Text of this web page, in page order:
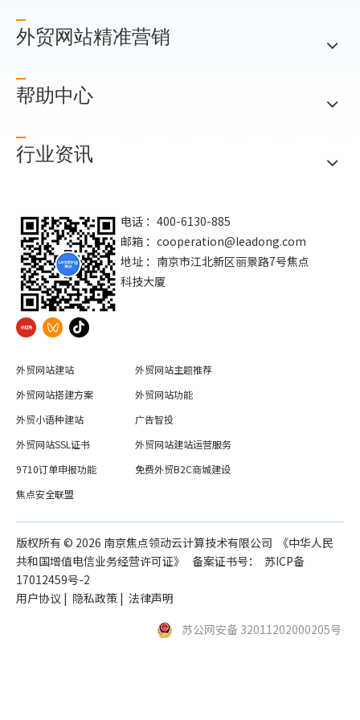
外贸网站精准营销
帮助中心
行业资讯
电话 ：400-6130-885
邮箱 ： cooperation@leadong.com
地址 ：南京市江北新区丽景路7号焦点
科技大厦
外贸网站建站
外贸网站主题推荐
外贸网站搭建方案
外贸网站功能
外贸小语种建站
广告智投
外贸网站SSL证书
外贸网站建站运营服务
9710订单申报功能
免费外贸B2C商城建设
焦点安全联盟
版权所有 ©️ 2026 南京焦点领动云计算技术有限公司 《中华人民
共和国增值电信业务经营许可证》 备案证书号： 苏ICP备
17012459号-2
用户协议 | 隐私政策 | 法律声明
苏公网安备 32011202000205号